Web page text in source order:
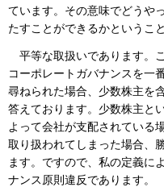
ています。その意味でどうや
たすことができるかというこ
平等な取扱いであります。
コーポレートガバナンスを一
尋ねられた場合、少数株主を
答えております。少数株主と
よって会社が支配されている
取り扱われてしまった場合、
ます。ですので、私の定義に
ナンス原則違反であります。